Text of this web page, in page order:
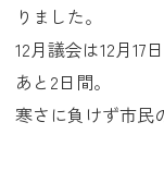
りました。
12月議会は12月17
あと2日間。
寒さに負けず市民